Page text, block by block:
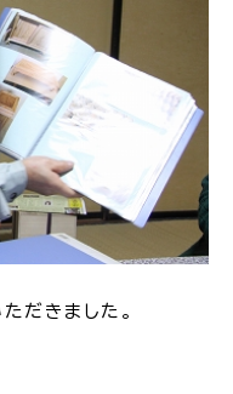
だきました。